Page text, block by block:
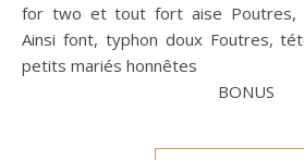
for two et tout fort aise Poutres,
Ainsi font, typhon doux Foutres,
petits mariés
BONUS